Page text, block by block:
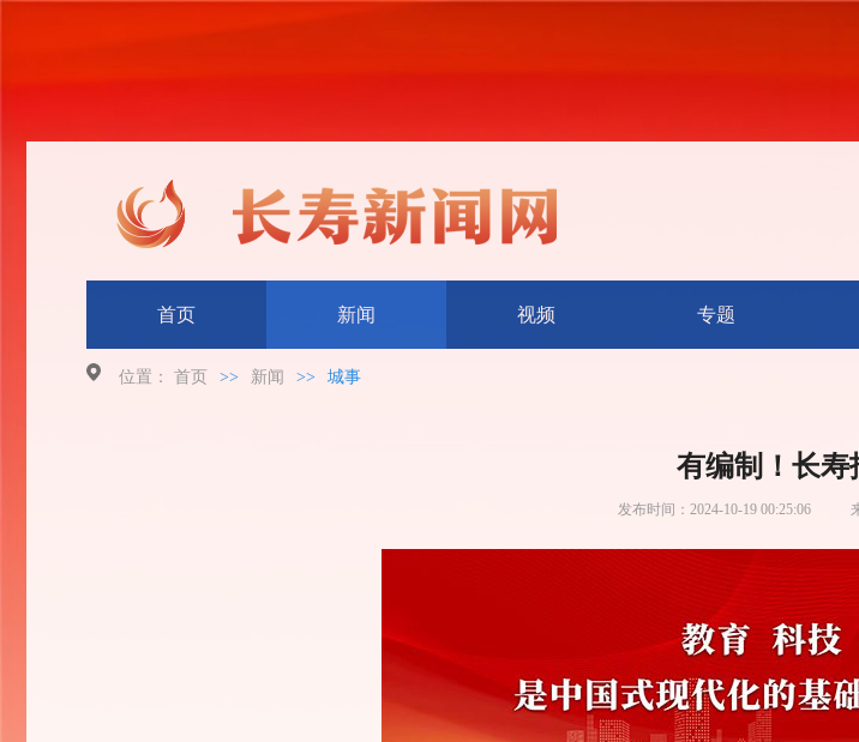
首页 新闻 视频 专题
位置： 首页 >> 新闻 >> 城事
有编制！长寿
发布时间： 2024-10-19 00:25:06